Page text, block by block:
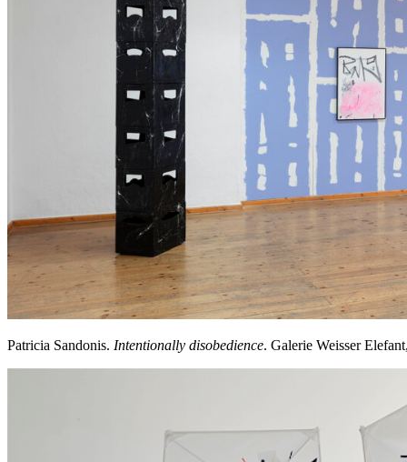
Patricia Sandonis. Intentionally disobedience. Galerie Weisser